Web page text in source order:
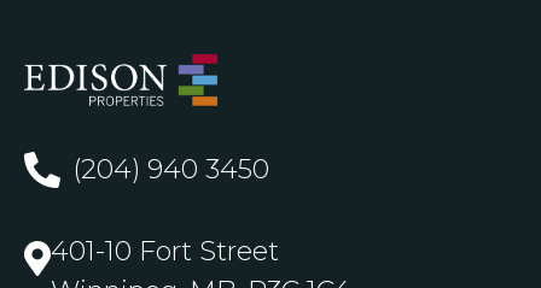
(204) 940 3450
401-10 Fort Street